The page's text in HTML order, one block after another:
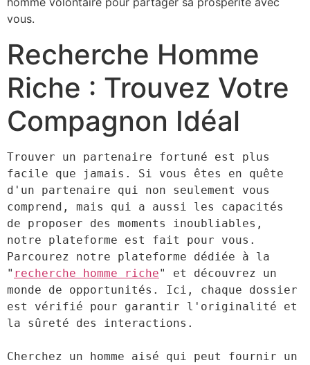
vous.
Recherche Homme
Riche : Trouvez Votre
Compagnon Idéal
Trouver un partenaire fortuné est plus
facile que jamais. Si vous êtes en quête
d'un partenaire qui non seulement vous
comprend, mais qui a aussi les capacités
de proposer des moments inoubliables,
notre plateforme est fait pour vous.
Parcourez notre plateforme dédiée à la
" recherche homme riche" et découvrez un
monde de opportunités. Ici, chaque dossier
est vérifié pour garantir l'originalité et
la sûreté des interactions.
Cherchez un homme aisé qui peut fournir un